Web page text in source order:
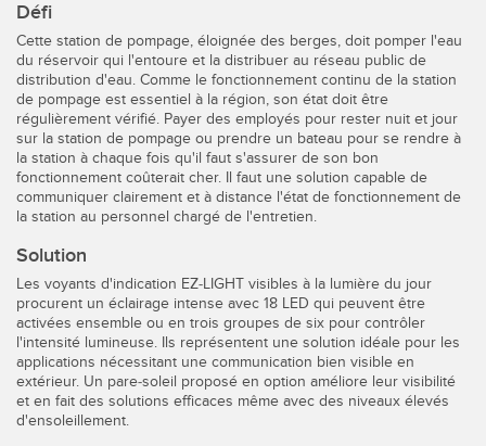
Capteurs à ultrasons
Amplificateurs à fibre optique
Fibres optiques
Fourches optiques et capteurs d'étiquettes
Capteurs de repères, de couleurs et de luminescence
Capteurs de température
Capteurs de détection de zone
Capteurs de surveillance des conditions
Capteurs de surveillance des conditions sans fil
Surveillance du niveau des cuves
Efficacité globale de l'équipement (OEE)
Surveillance des conditions : maintenance prédictive et
préventive
Surveillance des machines/Efficacité globale de l'équipement
Télésurveillance
LIENS CONNEXES
Washdown
Défi
Cette station de pompage, éloignée des berges, doit pomper l'eau
du réservoir qui l'entoure et la distribuer au réseau public de
distribution d'eau. Comme le fonctionnement continu de la station
de pompage est essentiel à la région, son état doit être
régulièrement vérifié. Payer des employés pour rester nuit et jour
sur la station de pompage ou prendre un bateau pour se rendre à
la station à chaque fois qu'il faut s'assurer de son bon
fonctionnement coûterait cher. Il faut une solution capable de
communiquer clairement et à distance l'état de fonctionnement de
la station au personnel chargé de l'entretien.
Solution
Les voyants d'indication EZ-LIGHT visibles à la lumière du jour
procurent un éclairage intense avec 18 LED qui peuvent être
activées ensemble ou en trois groupes de six pour contrôler
l'intensité lumineuse. Ils représentent une solution idéale pour les
applications nécessitant une communication bien visible en
extérieur. Un pare-soleil proposé en option améliore leur visibilité
et en fait des solutions efficaces même avec des niveaux élevés
d'ensoleillement.